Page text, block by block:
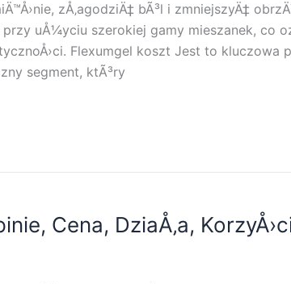
zÅ‚agodziÄ‡ bÃ³l i zmniejszyÄ‡
uÅ¼yciu szerokiej gamy mieszanek, co
Flexumgel koszt Jest to kluczowa
segment, ktÃ³ry
Cena, DziaÅ‚a,